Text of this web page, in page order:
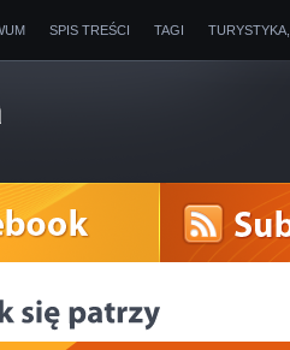
SPIS TREŚCI TAGI